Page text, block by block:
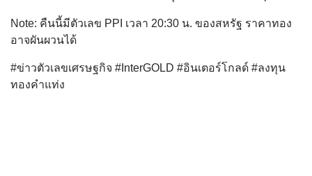
Note: คืนนี้มีตัวเลข PPI เวลา 20:30 น. ของสหรัฐ ราคาทอง
อาจผันผวนได้
#ข่าวตัวเลขเศรษฐกิจ #InterGOLD #อินเตอร์โกลด์ #ลงทุน
ทองคำแท่ง